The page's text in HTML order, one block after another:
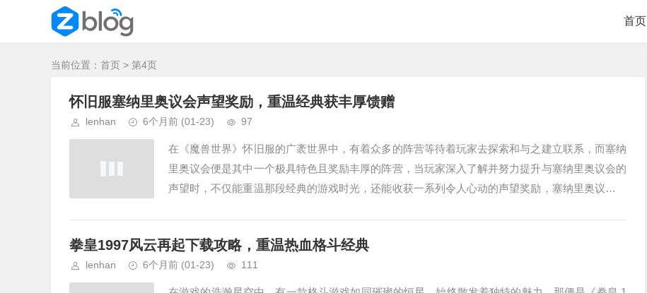
首页
当前位置： 首页 > 第4页
怀旧服塞纳里奥议会声望奖励，重温经典获丰厚馈赠
lenhan 6个月前 (01-23) 97
在《魔兽世界》怀旧服的广袤世界中，有着众多的阵营等待着玩家去探索和与之建立联系，而塞纳
里奥议会便是其中一个极具特色且奖励丰厚的阵营，当玩家深入了解并努力提升与塞纳里奥议会的
声望时，不仅能重温那段经典的游戏时光，还能收获一系列令人心动的声望奖励，塞纳里奥议会是
拳皇1997风云再起下载攻略，重温热血格斗经典
lenhan 6个月前 (01-23) 111